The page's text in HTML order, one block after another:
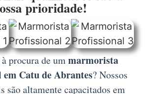
prioridade!
procura de ummarmorista
Catu de Abrantes? Nossos
são altamente capacitados em